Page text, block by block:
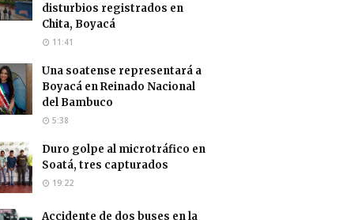
disturbios registrados en
Chita, Boyacá
11:41
Una soatense representará a
Boyacá en Reinado Nacional
del Bambuco
5:38
Duro golpe al microtráfico en
Soatá, tres capturados
19:22
Accidente de dos buses en la